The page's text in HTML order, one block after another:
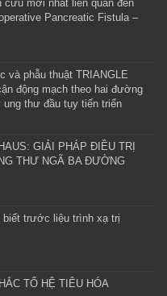
cứu mới nhất liên quan đến
Pancreatic Fistula –
và phẫu thuật TRIANGLE
động mạch theo hai đường
ung thư đầu tụy tiến triển
GIẢI PHÁP ĐIỀU TRỊ
THƯ NGÃ BA ĐƯỜNG
biết trước liệu trình xạ trị
TỐ HỆ TIÊU HÓA